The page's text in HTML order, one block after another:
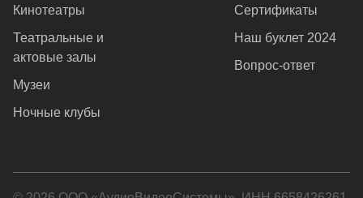
Кинотеатры
Театральные и
актовые залы
Музеи
Ночные клубы
Сертификаты
Наш буклет 2024
Вопрос-ответ